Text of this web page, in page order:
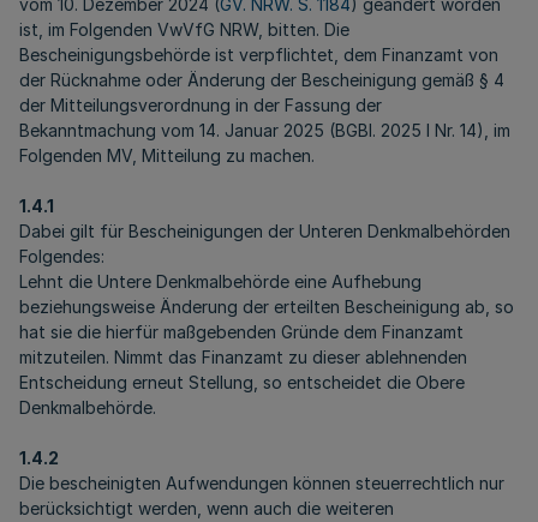
vom 10. Dezember 2024 (GV. NRW. S. 1184) geändert worden
ist, im Folgenden VwVfG NRW, bitten. Die
Bescheinigungsbehörde ist verpflichtet, dem Finanzamt von
der Rücknahme oder Änderung der Bescheinigung gemäß § 4
der Mitteilungsverordnung in der Fassung der
Bekanntmachung vom 14. Januar 2025 (BGBl. 2025 I Nr. 14), im
Folgenden MV, Mitteilung zu machen.
1.4.1
Dabei gilt für Bescheinigungen der Unteren Denkmalbehörden
Folgendes:
Lehnt die Untere Denkmalbehörde eine Aufhebung
beziehungsweise Änderung der erteilten Bescheinigung ab, so
hat sie die hierfür maßgebenden Gründe dem Finanzamt
mitzuteilen. Nimmt das Finanzamt zu dieser ablehnenden
Entscheidung erneut Stellung, so entscheidet die Obere
Denkmalbehörde.
1.4.2
Die bescheinigten Aufwendungen können steuerrechtlich nur
berücksichtigt werden, wenn auch die weiteren